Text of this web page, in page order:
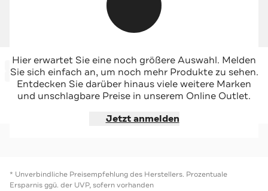
NORTH SAILS
Longsleeve weiß
-46%*
Sale
Jetzt shoppen
NORTH SAILS
Longsleeve navy
-44%*
Sale
Jetzt shoppen
Hier erwartet Sie eine noch größere Auswahl. Melden
Sie sich einfach an, um noch mehr Produkte zu sehen.
Entdecken Sie darüber hinaus viele weitere Marken
und unschlagbare Preise in unserem Online Outlet.
Jetzt anmelden
* Unverbindliche Preisempfehlung des Herstellers. Prozentuale
Ersparnis ggü. der UVP, sofern vorhanden